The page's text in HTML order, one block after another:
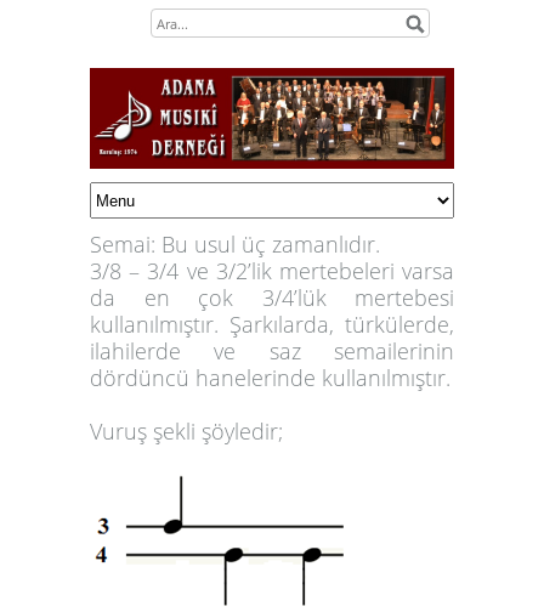
Semai: Bu usul üç zamanlıdır.
3/8 – 3/4 ve 3/2’lik mertebeleri varsa
da en çok 3/4’lük mertebesi
kullanılmıştır. Şarkılarda, türkülerde,
ilahilerde ve saz semailerinin
dördüncü hanelerinde kullanılmıştır.
Vuruş şekli şöyledir;